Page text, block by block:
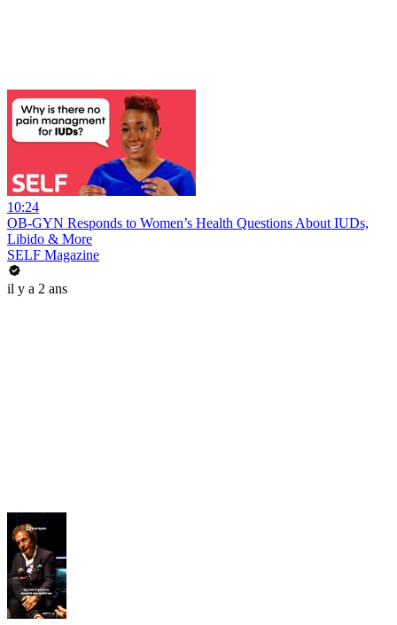
10:24
OB-GYN Responds to Women’s Health Questions About IUDs,
Libido & More
SELF Magazine
il y a 2 ans